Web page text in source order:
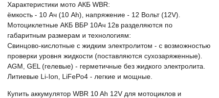
Характеристики мото АКБ WBR:
ёмкость - 10 Ач (10 Ah), напряжение - 12 Вольт (12V).
Мотоциклетные АКБ ВБР 10Ач 12в разделяются по
габаритным размерам и технологиям:
Свинцово-кислотные с жидким электролитом - с возможностью
проверки уровня жидкости (поставляются сухозаряженные).
AGM, GEL (гелевые) - герметичные без жидкого электролита.
Литиевые Li-Ion, LiFePo4 - легкие и мощные.
Купить аккумулятор WBR 10 Ah 12V для мотоциклов и